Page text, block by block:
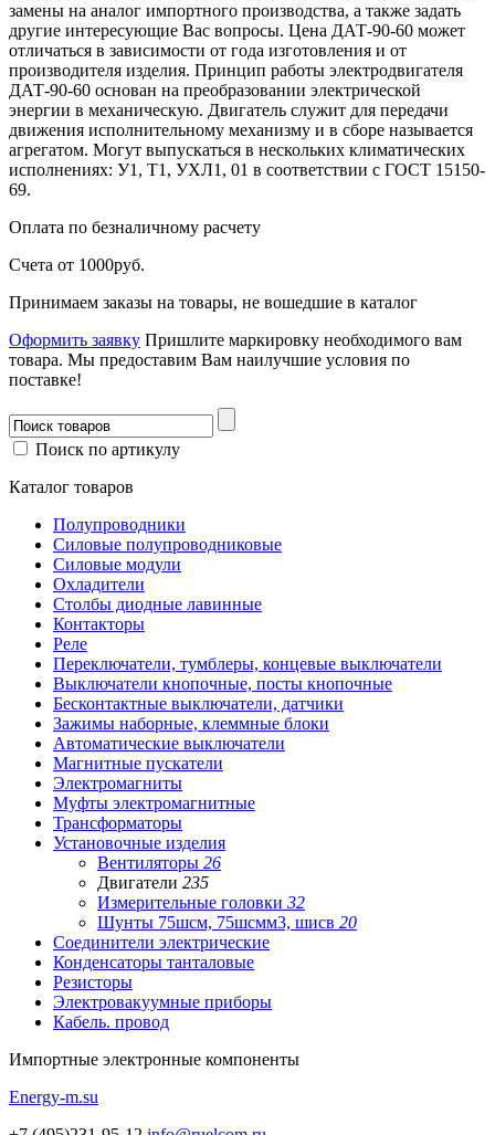
замены на аналог импортного производства, а также задать
другие интересующие Вас вопросы. Цена ДАТ-90-60 может
отличаться в зависимости от года изготовления и от
производителя изделия. Принцип работы электродвигателя
ДАТ-90-60 основан на преобразовании электрической
энергии в механическую. Двигатель служит для передачи
движения исполнительному механизму и в сборе называется
агрегатом. Могут выпускаться в нескольких климатических
исполнениях: У1, Т1, УХЛ1, 01 в соответствии с ГОСТ 15150-
69.
Оплата по безналичному расчету
Счета от 1000руб.
Принимаем заказы на товары, не вошедшие в каталог
Оформить заявку Пришлите маркировку необходимого вам
товара. Мы предоставим Вам наилучшие условия по
поставке!
Поиск по артикулу
Каталог товаров
Полупроводники
Силовые полупроводниковые
Силовые модули
Охладители
Столбы диодные лавинные
Контакторы
Реле
Переключатели, тумблеры, концевые выключатели
Выключатели кнопочные, посты кнопочные
Бесконтактные выключатели, датчики
Зажимы наборные, клеммные блоки
Автоматические выключатели
Магнитные пускатели
Электромагниты
Муфты электромагнитные
Трансформаторы
Установочные изделия
Вентиляторы 26
Двигатели 235
Измерительные головки 32
Шунты 75шсм, 75шсмм3, шисв 20
Соединители электрические
Конденсаторы танталовые
Резисторы
Электровакуумные приборы
Кабель. провод
Импортные электронные компоненты
Energy-m.su